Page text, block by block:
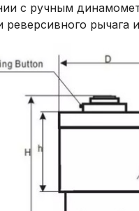
с ручным
рычага